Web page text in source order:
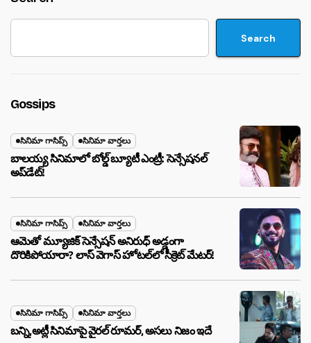
Search
Gossips
సినిమా గాసిప్స్ సినిమా వార్తలు
బాలయ్య సినిమాలో బోల్డ్ బ్యూటీ ఎంట్రీ: సెన్సేషనల్
అప్‌డేట్!
సినిమా గాసిప్స్ సినిమా వార్తలు
ఆమెతో మ్యూజిక్ సెన్సేషన్ అనిరుధ్ అడ్డంగా
దొరికిపోయారా? లాస్ వెగాస్ హోటల్‌లో సీక్రెట్ మేటర్!
సినిమా గాసిప్స్ సినిమా వార్తలు
బన్ని,అట్లీ సినిమాపై వైరల్ రూమర్, అసలు నిజం ఇదే